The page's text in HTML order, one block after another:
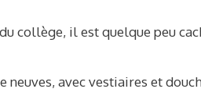
collège, il est quelque peu
neuves, avec vestiaires et